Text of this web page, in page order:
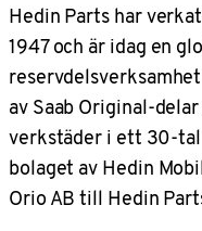
Hedin Parts har
1947 och är idag en
av Saab Original-
verkstäder i ett 30-
bolaget av Hedin
Orio AB till Hedin